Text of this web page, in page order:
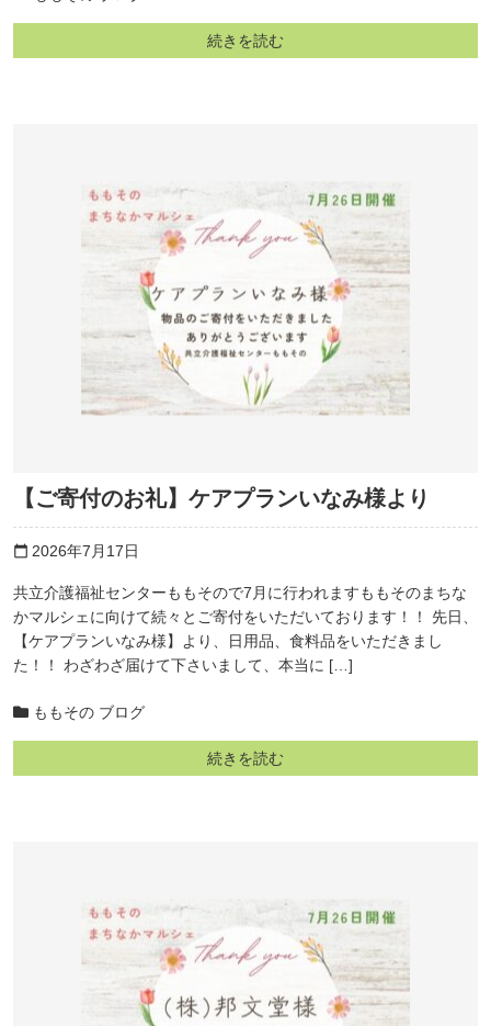
続きを読む
【ご寄付のお礼】ケアプランいなみ様より
calendar_today 2026年7月17日
共立介護福祉センターももそので7月に行われますももそのまちな
かマルシェに向けて続々とご寄付をいただいております！！ 先日、
【ケアプランいなみ様】より、日用品、食料品をいただきまし
た！！ わざわざ届けて下さいまして、本当に […]
ももその ブログ
続きを読む